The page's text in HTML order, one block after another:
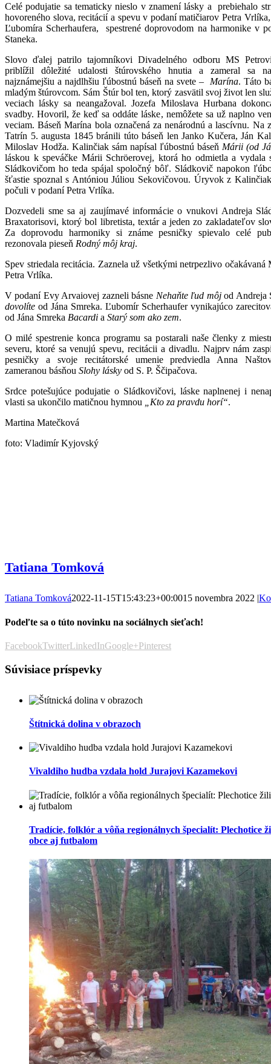
Celé podujatie sa tematicky nieslo v znamení lásky a prebiehalo
hovoreného slova, recitácií a spevu v podaní matičiarov Petra
Ľubomíra Scherhaufera, spestrené doprovodom na harmonike v
Staneka.
Slovo ďalej patrilo tajomníkovi Divadelného odboru MS
priblížil dôležité udalosti štúrovského hnutia a zameral sa
najznámejšiu a najdlhšiu ľúbostnú báseň na svete – Marína. Táto
mladým štúrovcom. Sám Štúr bol ten, ktorý zasvätil svoj život len
veciach lásky sa neangažoval. Jozefa Miloslava Hurbana
svadby. Hovoril, že keď sa oddáte láske, nemôžete sa už naplno
veciam. Báseň Marína bola označená za nenárodnú a lascívnu. Na
Tatrín 5. augusta 1845 bránili túto báseň len Janko Kučera, Ján
Miloslav Hodža. Kalinčiak sám napísal ľúbostnú báseň Márii (od
láskou k speváčke Márii Schröerovej, ktorá ho odmietla a vydala
Sládkovičom ho teda spájal spoločný bôľ. Sládkovič napokon
šťastie spoznal s Antóniou Júliou Sekovičovou. Úryvok z
počuli v podaní Petra Vrlíka.
Dozvedeli sme sa aj zaujímavé informácie o vnukovi Andreja
Braxatorisovi, ktorý bol libretista, textár a jeden zo zakladateľov
Za doprovodu harmoniky si známe pesničky spievalo celé
rezonovala pieseň Rodný môj kraj.
Spev striedala recitácia. Zaznela už všetkými netrpezlivo očakávaná
Petra Vrlíka.
V podaní Evy Arvaiovej zazneli básne Nehaňte ľud môjod Andreja
dovolíte od Jána Smreka. Ľubomír Scherhaufer vynikajúco
od Jána Smreka Bacardi a Starý som ako zem.
O milé spestrenie konca programu sa postarali naše členky z
severu, ktoré sa venujú spevu, recitácii a divadlu. Najprv nám
pesničky a svoje recitátorské umenie predviedla Anna
zameranou básňou Slohy lásky od S. P. Ščipačova.
Srdce potešujúce podujatie o Sládkovičovi, láske naplnenej i
vlasti sa ukončilo matičnou hymnou
„Kto za pravdu horí“.
Martina Matečková
foto: Vladimír Kyjovský
Tatiana Tomková
Tatiana Tomková2022-11-15T15:43:23+00:0015 novembra 2022 |
Podeľte sa o túto novinku na sociálnych sieťach!
FacebookTwitterLinkedInGoogle+Pinterest
Súvisiace príspevky
Štítnická dolina v obrazoch
Vivaldiho hudba vzdala hold Jurajovi Kazamekovi
Tradície, folklór a vôňa regionálnych špecialít: Plechotice
obce aj futbalom